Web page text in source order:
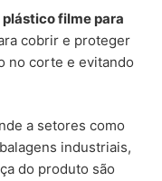
plástico filme para
cobrir e proteger
no corte e evitando
a setores como
industriais,
do produto são